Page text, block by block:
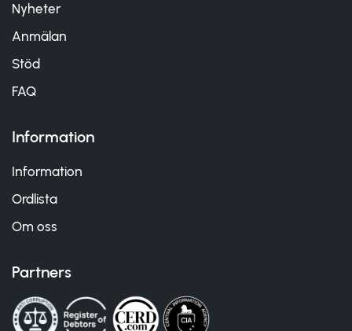
Nyheter
Anmälan
Stöd
FAQ
Information
Information
Ordlista
Om oss
Partners